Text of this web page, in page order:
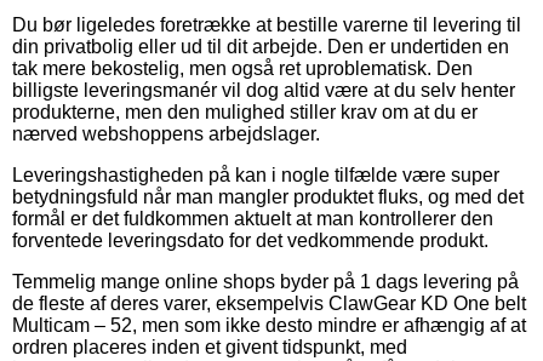
Du bør ligeledes foretrække at bestille varerne til levering til
din privatbolig eller ud til dit arbejde. Den er undertiden en
tak mere bekostelig, men også ret uproblematisk. Den
billigste leveringsmanér vil dog altid være at du selv henter
produkterne, men den mulighed stiller krav om at du er
nærved webshoppens arbejdslager.
Leveringshastigheden på kan i nogle tilfælde være super
betydningsfuld når man mangler produktet fluks, og med det
formål er det fuldkommen aktuelt at man kontrollerer den
forventede leveringsdato for det vedkommende produkt.
Temmelig mange online shops byder på 1 dags levering på
de fleste af deres varer, eksempelvis ClawGear KD One belt
Multicam – 52, men som ikke desto mindre er afhængig af at
ordren placeres inden et givent tidspunkt, med